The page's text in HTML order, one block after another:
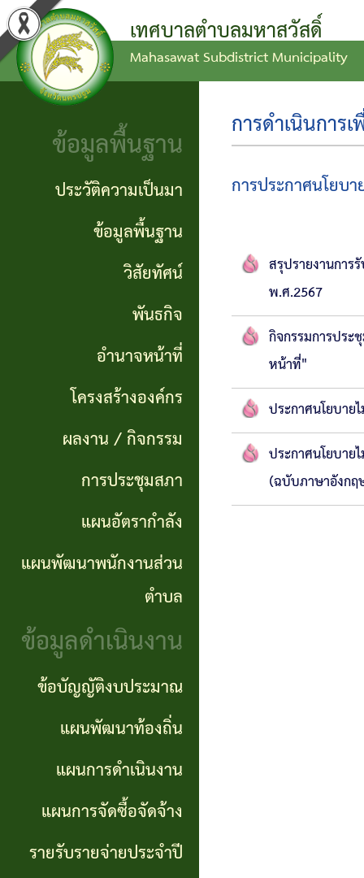
ข่าว
ประกาศ
ทั่วไป
ประกาศ
จัดซื้อ
จัดจ้าง
รายงาน
จัดซื้อ
จัดจ้าง
ข่าว
จัด
ซื้อ
จ้าง
ภาค
รัฐ
(e-
GP)
คู่มือ
การ
ข้อ
งบ
ประมาณ
แผน
พัฒนา
แผนการ
ดำเนิน
งาน
แผนการ
จัดซื้อ
ราย
จ่าย
ประจำ
ปี
รายงาน
ผลการ
ดำเนิน
ประวัติ
เป็นมา
ข้อมูล
พื้น
ฐาน
กิจ
หน้าที่
โครงสร้าง
องค์กร
/
กิจกรรม
การ
ประชุม
สภา
แผน
เทศบาลตำบลมหาสวัสดิ์
Mahasawat Subdistrict Municipality
ข้อมูลพื้นฐาน
ประวัติความเป็นมา
ข้อมูลพื้นฐาน
วิสัยทัศน์
พันธกิจ
อำนาจหน้าที่
โครงสร้างองค์กร
ผลงาน / กิจกรรม
การประชุมสภา
แผนอัตรากำลัง
แผนพัฒนาพนักงานส่วน
ตำบล
ข้อมูลดำเนินงาน
ข้อบัญญัติงบประมาณ
แผนพัฒนาท้องถิ่น
แผนการดำเนินงาน
แผนการจัดซื้อจัดจ้าง
รายรับรายจ่ายประจำปี
การดำเนินการ
การประกาศนโยบ
สรุปรายงานกา
พ.ศ.2567
กิจกรรมการปร
หน้าที่"
ประกาศนโยบา
ประกาศนโยบา
(ฉบับภาษาอังก